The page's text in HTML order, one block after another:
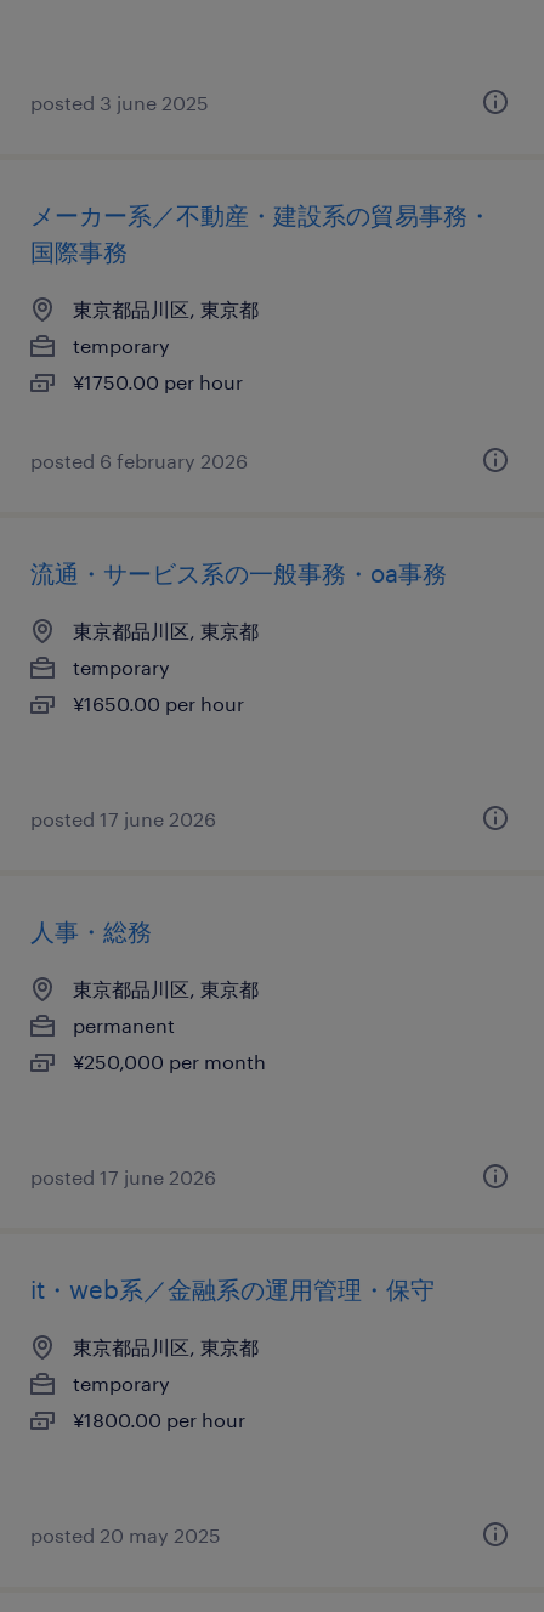
posted 3 june 2025
メーカー系／不動産・建設系の貿易事務・
国際事務
東京都品川区, 東京都
temporary
¥1750.00 per hour
posted 6 february 2026
流通・サービス系の一般事務・oa事務
東京都品川区, 東京都
temporary
¥1650.00 per hour
posted 17 june 2026
人事・総務
東京都品川区, 東京都
permanent
¥250,000 per month
posted 17 june 2026
it・web系／金融系の運用管理・保守
東京都品川区, 東京都
temporary
¥1800.00 per hour
posted 20 may 2025